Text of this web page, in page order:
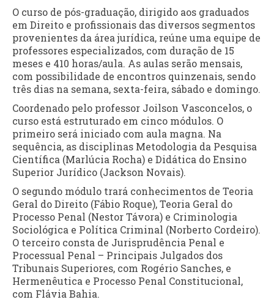
O curso de pós-graduação, dirigido aos graduados
em Direito e profissionais das diversos segmentos
provenientes da área jurídica, reúne uma equipe de
professores especializados, com duração de 15
meses e 410 horas/aula. As aulas serão mensais,
com possibilidade de encontros quinzenais, sendo
três dias na semana, sexta-feira, sábado e domingo.
Coordenado pelo professor Joilson Vasconcelos, o
curso está estruturado em cinco módulos. O
primeiro será iniciado com aula magna. Na
sequência, as disciplinas Metodologia da Pesquisa
Científica (Marlúcia Rocha) e Didática do Ensino
Superior Jurídico (Jackson Novais).
O segundo módulo trará conhecimentos de Teoria
Geral do Direito (Fábio Roque), Teoria Geral do
Processo Penal (Nestor Távora) e Criminologia
Sociológica e Política Criminal (Norberto Cordeiro).
O terceiro consta de Jurisprudência Penal e
Processual Penal – Principais Julgados dos
Tribunais Superiores, com Rogério Sanches, e
Hermenêutica e Processo Penal Constitucional,
com Flávia Bahia.